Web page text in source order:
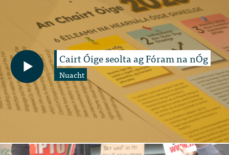
Cairt Óige seolta ag Fóram na nÓg
Nuacht